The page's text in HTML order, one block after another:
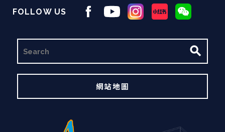
FOLLOW US
尋
網站地圖